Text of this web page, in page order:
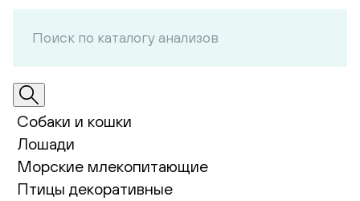
Собаки и кошки
Лошади
Морские млекопитающие
Птицы декоративные